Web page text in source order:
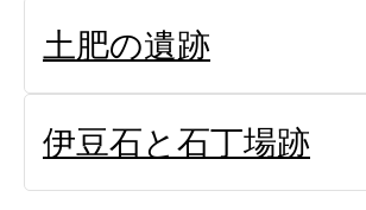
土肥の遺跡
伊豆石と石丁場跡